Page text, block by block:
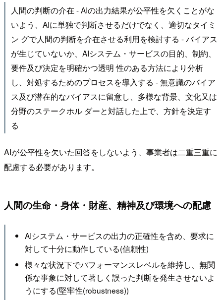
人間の判断の介在 - AIの出力結果が公平性を欠くことがな
いよう、AIに単独で判断させるだけでなく、適切なタイミ
ン グで人間の判断を介在させる利用を検討する - バイアス
が生じていないか、AIシステム・サービスの目的、制約、
要件及び決定を明確かつ透明 性のある方法により分析
し、対処するためのプロセスを導入する - 無意識のバイア
ス及び潜在的なバイアスに留意し、多様な背景、文化又は
分野のステークホル ダーと対話した上で、方針を決定す
る
AIが公平性を欠いた回答をしないよう、事業者は二重三重に
配慮する必要があります。
人間の生命・身体・財産、精神及び環境への配慮
AIシステム・サービスの出力の正確性を含め、要求に
対して十分に動作している(信頼性)
様々な状況下でパフォーマンスレベルを維持し、無関
係な事象に対して著しく誤った判断を発生させないよ
うにする(堅牢性(robustness))